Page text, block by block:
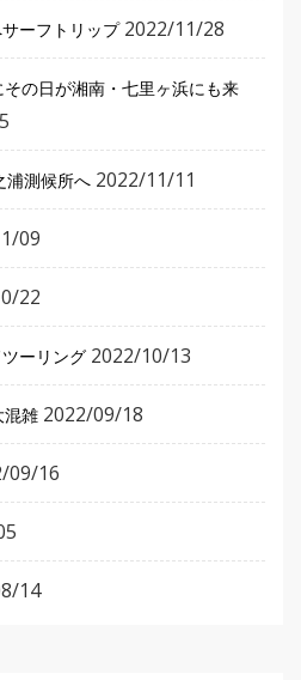
ーフトリップ 2022/11/28
の日が湘南・七里ヶ浜にも来
浦測候所へ 2022/11/11
09
22
ーリング 2022/10/13
混雑 2022/09/18
09/16
14